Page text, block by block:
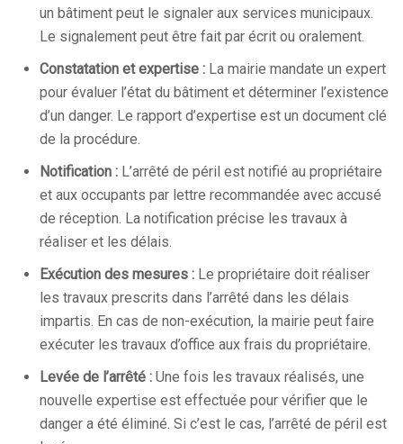
un bâtiment peut le signaler aux services municipaux.
Le signalement peut être fait par écrit ou oralement.
Constatation et expertise : La mairie mandate un expert
pour évaluer l’état du bâtiment et déterminer l’existence
d’un danger. Le rapport d’expertise est un document clé
de la procédure.
Notification : L’arrêté de péril est notifié au propriétaire
et aux occupants par lettre recommandée avec accusé
de réception. La notification précise les travaux à
réaliser et les délais.
Exécution des mesures : Le propriétaire doit réaliser
les travaux prescrits dans l’arrêté dans les délais
impartis. En cas de non-exécution, la mairie peut faire
exécuter les travaux d’office aux frais du propriétaire.
Levée de l’arrêté : Une fois les travaux réalisés, une
nouvelle expertise est effectuée pour vérifier que le
danger a été éliminé. Si c’est le cas, l’arrêté de péril est